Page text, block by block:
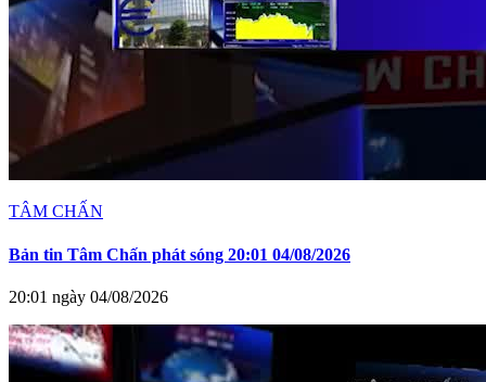
TÂM CHẤN
Bản tin Tâm Chấn phát sóng 20:01 04/08/2026
20:01 ngày 04/08/2026